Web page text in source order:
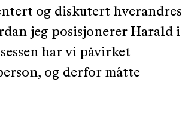
og diskutert hverandres
jeg posisjonerer Harald i
har vi påvirket
og derfor måtte